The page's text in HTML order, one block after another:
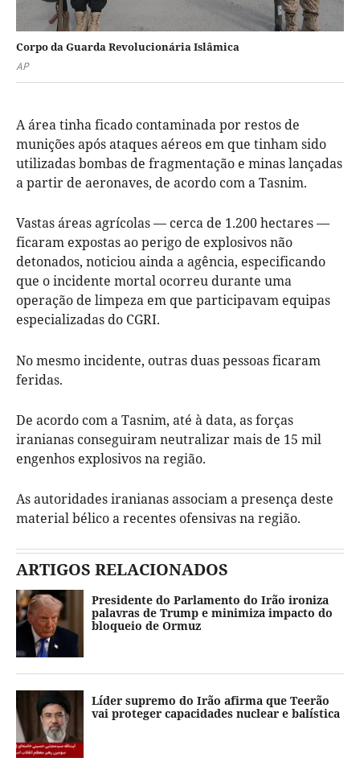
Corpo da Guarda Revolucionária Islâmica
AP
A área tinha ficado contaminada por restos de
munições após ataques aéreos em que tinham sido
utilizadas bombas de fragmentação e minas lançadas
a partir de aeronaves, de acordo com a Tasnim.
Vastas áreas agrícolas — cerca de 1.200 hectares —
ficaram expostas ao perigo de explosivos não
detonados, noticiou ainda a agência, especificando
que o incidente mortal ocorreu durante uma
operação de limpeza em que participavam equipas
especializadas do CGRI.
No mesmo incidente, outras duas pessoas ficaram
feridas.
De acordo com a Tasnim, até à data, as forças
iranianas conseguiram neutralizar mais de 15 mil
engenhos explosivos na região.
As autoridades iranianas associam a presença deste
material bélico a recentes ofensivas na região.
ARTIGOS RELACIONADOS
Presidente do Parlamento do Irão ironiza
palavras de Trump e minimiza impacto do
bloqueio de Ormuz
Líder supremo do Irão afirma que Teerão
vai proteger capacidades nuclear e balística